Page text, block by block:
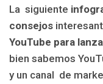
La siguiente
consejos
YouTube para
bien sabemos
y un canal de